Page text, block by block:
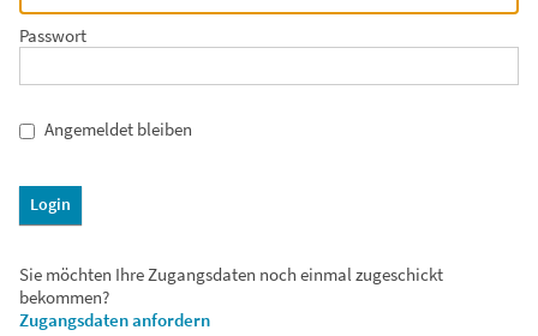
Passwort
Angemeldet bleiben
Login
Sie möchten Ihre Zugangsdaten noch einmal zugeschickt
bekommen?
Zugangsdaten anfordern